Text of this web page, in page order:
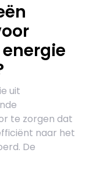
uit
te zorgen dat
naar het
De